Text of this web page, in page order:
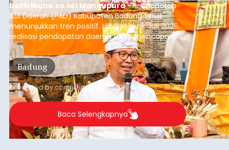
balitribune.co.id I Mangupura -Pendapatan
Asli Daerah (PAD) Kabupaten Badung terus
menunjukkan tren positif. Hingga akhir Juli 2026,
realisasi pendapatan daerah telah mencapai
Rp4,1 triliun atau rata-rata sekitar Rp730 miliar
per bulan, meningkat signifikan dibandingkan
rata-rata penerimaan sebelumnya yang berkisar
Rp350 miliar hingga Rp400 miliar per bulan.
Badung
Submitted bycontributor Sun, 08/09/2026 - 18:22
Baca Selengkapnya